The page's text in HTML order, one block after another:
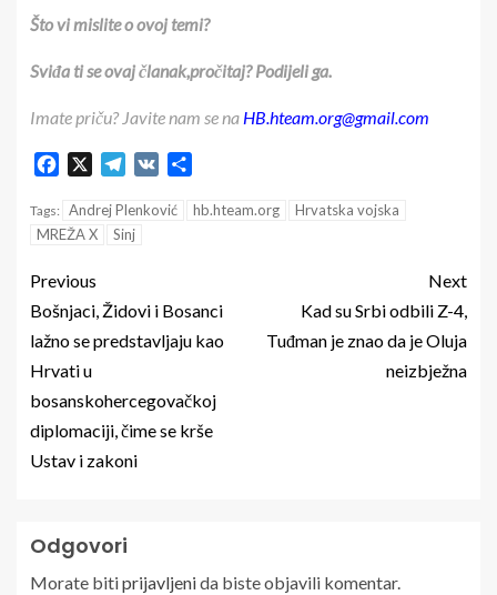
Što vi mislite o ovoj temi?
Sviđa ti se ovaj članak,pročitaj? Podijeli ga.
Imate priču? Javite nam se na HB.hteam.org@gmail.com
Facebook Telegram
VK
Tags: Andrej Plenković hb.hteam.org
Hrvatska vojska
MREŽA X
Sinj
Previous
Bošnjaci, Židovi i Bosanci
lažno se predstavljaju kao
Hrvati u
bosanskohercegovačkoj
diplomaciji, čime se krše
Ustav i zakoni
Next
Kad su Srbi odbili Z-4,
Tuđman je znao da je Oluja
neizbježna
Odgovori
Morate bitiprijavljenida biste objavili komentar.